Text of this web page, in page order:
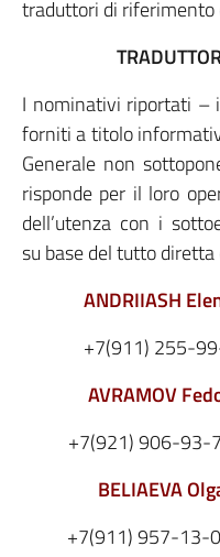
traduttori di riferimento
I nominativi riportati –
forniti a titolo
Generale non
risponde per il loro
dell’utenza con i
su base del tutto
ANDRIIASH
+7(911) 255-
AVRAMOV
+7(921) 906-93-
BELIAEVA
+7(911) 957-13-